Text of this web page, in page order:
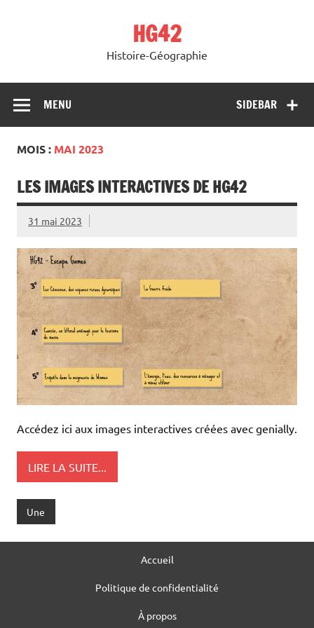
HG42
Histoire-Géographie
SIDEBAR
MENU
MOIS : MAI 2023
LES IMAGES INTERACTIVES DE HG42
31 mai 2023
Accédez ici aux images interactives créées avec genially.
LIRE LA SUITE...
Une
Accueil
Politique de confidentialité
À propos